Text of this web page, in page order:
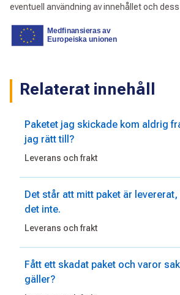
eventuell användning av innehållet och
Relaterat innehåll
Paketet jag skickade kom aldrig
jag rätt till?
Leverans och frakt
Det står att mitt paket är levererat,
det inte.
Leverans och frakt
Fått ett skadat paket och varor
gäller?